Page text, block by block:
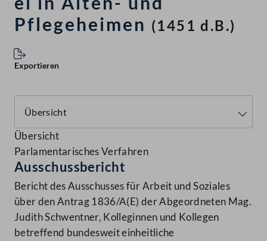
Pflegeheimen (1451 d.B.)
Exportieren
Übersicht
Parlamentarisches Verfahren
Ausschussbericht
Bericht des Ausschusses für Arbeit und Soziales
über den Antrag 1836/A(E) der Abgeordneten Mag.
Judith Schwentner, Kolleginnen und Kollegen
betreffend bundesweit einheitliche